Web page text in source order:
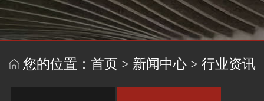
您的位置： 首页 > 新闻中心 > 行业资讯